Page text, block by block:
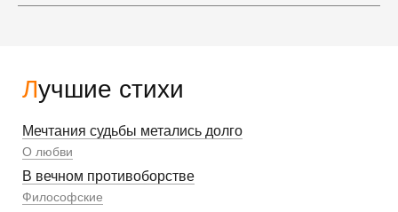
Лучшие стихи
Мечтания судьбы метались долго
О любви
В вечном противоборстве
Философские